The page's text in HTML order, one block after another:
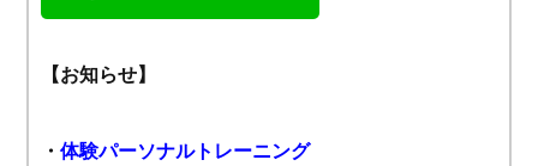
【お知らせ】
・体験パーソナルトレーニング